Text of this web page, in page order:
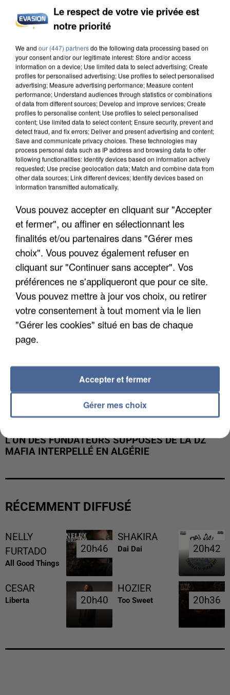
INCENDIES : L’ÎLE-DE-FRANCE LANCE UN ÉLAN
DE SOLIDARITÉ AVEC LES...
APRÈS TOUTES CES CANICULES, LES REFUGES
DE FAUNE SAUVAGE SONT...
L’UN DES FONDATEURS SUPPOSÉS DE LA DZ
MAFIA INTERPELLÉ EN ALGÉRIE
RÉCEMMENT DIFFUSÉ
NELLY
FURTADO
All Good Things
20h46
20h46
SHAKIRA
Dai Dai 20h42
20h42
CESAR
Liberta 20h40
20h40
HOZIER
Too Sweet 20h36
20h36
Le respect de votre vie privée est
notre priorité
We and our (447) partnersdo the following data processing based on
your consent and/or our legitimate interest: Store and/or access
information on a device; Use limited data to select advertising; Create
profiles for personalised advertising; Use profiles to select personalised
advertising; Measure advertising performance; Measure content
performance; Understand audiences through statistics or combinations
of data from different sources; Develop and improve services; Create
profiles to personalise content; Use profiles to select personalised
content; Use limited data to select content; Ensure security, prevent and
detect fraud, and fix errors; Deliver and present advertising and content;
Save and communicate privacy choices. These technologies may
process personal data such as IP address and browsing data to offer
following functionalities: Identify devices based on information actively
requested; Use precise geolocation data; Match and combine data from
other data sources; Link different devices; Identify devices based on
information transmitted automatically.
Vous pouvez accepter en cliquant sur "Accepter
et fermer", ou affiner en sélectionnant les
finalités et/ou partenaires dans "Gérer mes
choix". Vous pouvez également refuser en
cliquant sur "Continuer sans accepter". Vos
préférences ne s'appliqueront que pour ce site.
Vous pouvez mettre à jour vos choix, ou retirer
votre consentement à tout moment via le lien
"Gérer les cookies" situé en bas de chaque
page.
Gérer mes choix
Accepter et fermer